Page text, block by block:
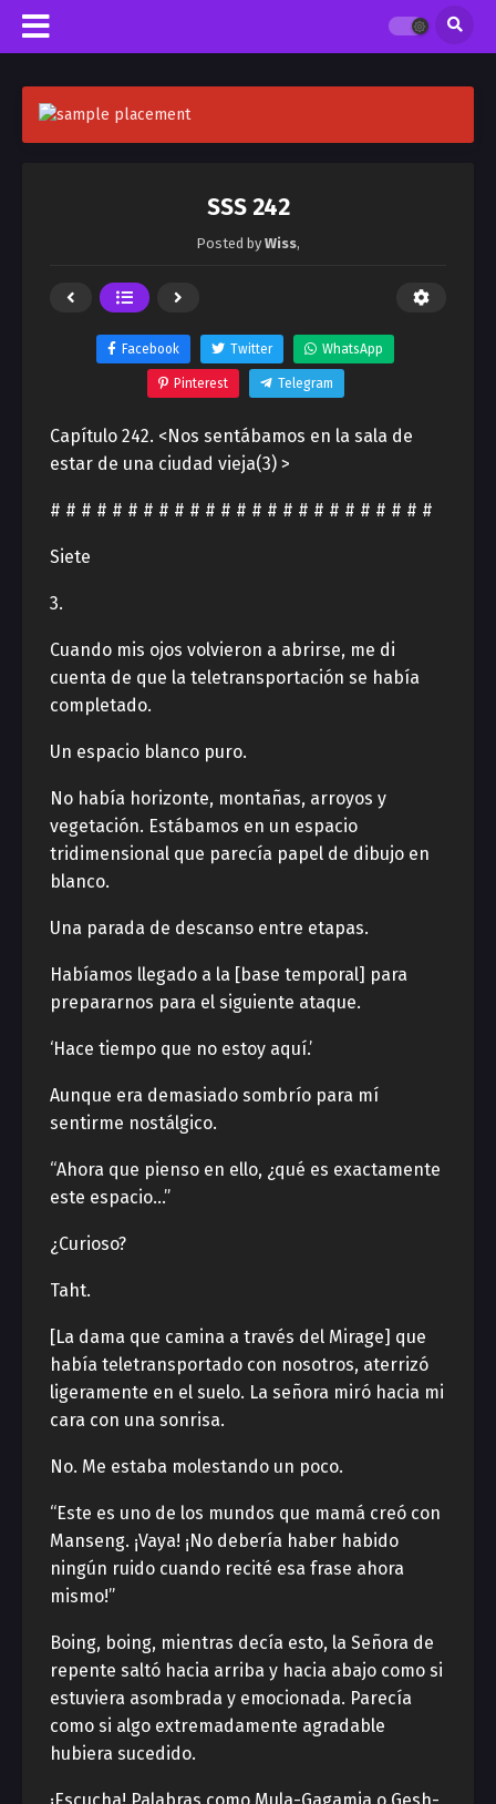
SSS 242
Posted by Wiss,
Facebook Twitter WhatsApp
Pinterest Telegram
Capítulo 242. <Nos sentábamos en la sala de
estar de una ciudad vieja(3) >
# # # # # # # # # # # # # # # # # # # # # # # # #
Siete
3.
Cuando mis ojos volvieron a abrirse, me di
cuenta de que la teletransportación se había
completado.
Un espacio blanco puro.
No había horizonte, montañas, arroyos y
vegetación. Estábamos en un espacio
tridimensional que parecía papel de dibujo en
blanco.
Una parada de descanso entre etapas.
Habíamos llegado a la [base temporal] para
prepararnos para el siguiente ataque.
‘Hace tiempo que no estoy aquí.’
Aunque era demasiado sombrío para mí
sentirme nostálgico.
“Ahora que pienso en ello, ¿qué es exactamente
este espacio…”
¿Curioso?
Taht.
[La dama que camina a través del Mirage] que
había teletransportado con nosotros, aterrizó
ligeramente en el suelo. La señora miró hacia mi
cara con una sonrisa.
No. Me estaba molestando un poco.
“Este es uno de los mundos que mamá creó con
Manseng. ¡Vaya! ¡No debería haber habido
ningún ruido cuando recité esa frase ahora
mismo!”
Boing, boing, mientras decía esto, la Señora de
repente saltó hacia arriba y hacia abajo como si
estuviera asombrada y emocionada. Parecía
como si algo extremadamente agradable
hubiera sucedido.